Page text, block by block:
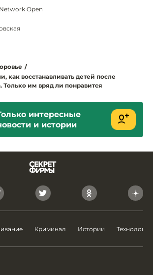
Open
/
как восстанавливать детей после
Только им вряд ли понравится
интересные
и истории
Криминал Истории Технологии